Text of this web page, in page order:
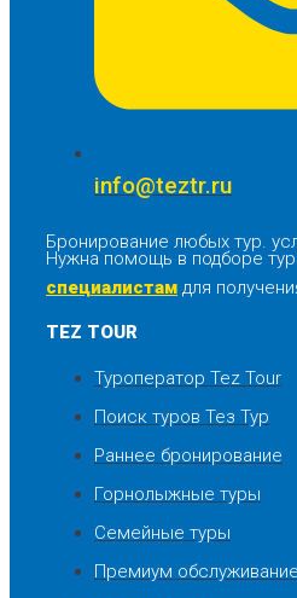
info@teztr.ru
Бронирование любых тур.
Нужна помощь в подборе
специалистам для
TEZ TOUR
Туроператор Tez Tour
Поиск туров Тез Тур
Раннее бронирование
Горнолыжные туры
Семейные туры
Премиум обслуживание